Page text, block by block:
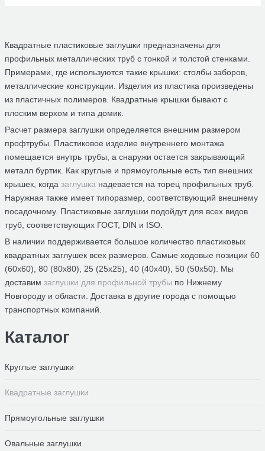
Квадратные пластиковые заглушки предназначены для
профильных металлических труб с тонкой и толстой стенками.
Примерами, где используются такие крышки: столбы заборов,
металлические конструкции. Изделия из пластика произведены
из пластичных полимеров. Квадратные крышки бывают с
плоским верхом и типа домик.
Расчет размера заглушки определяется внешним размером
профтрубы. Пластиковое изделие внутреннего монтажа
помещается внутрь трубы, а снаружи остается закрывающий
металл буртик. Как круглые и прямоугольные есть тип внешних
крышек, когда заглушканадевается на торец профильных труб.
Наружная также имеет типоразмер, соответствующий внешнему
посадочному. Пластиковые заглушки подойдут для всех видов
труб, соответствующих ГОСТ, DIN и ISO.
В наличии поддерживается большое количество пластиковых
квадратных заглушек всех размеров. Самые ходовые позиции 60
(60х60), 80 (80х80), 25 (25х25), 40 (40х40), 50 (50х50). Мы
доставим заглушки для профильной трубы по Нижнему
Новгороду и области. Доставка в другие города с помощью
транспортных компаний.
Каталог
Круглые заглушки
Квадратные заглушки
Прямоугольные заглушки
Овальные заглушки